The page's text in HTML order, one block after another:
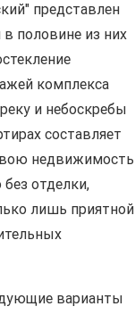
представлен
половине из них
комплекса
и небоскребы
составляет
недвижимость
отделки,
лишь приятной
варианты